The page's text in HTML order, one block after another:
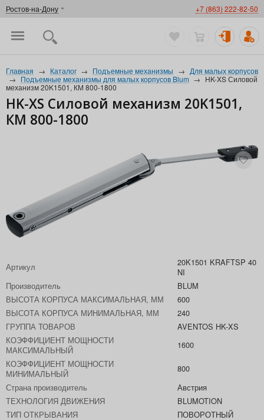
Ростов-на-Дону +7 (863) 222-82-50
Главная → Каталог → Подъемные механизмы → Для малых корпусов
→ Подъемные механизмы для малых корпусов Blum → HK-XS Силовой
механизм 20K1501, КМ 800-1800
HK-XS Силовой механизм 20K1501,
КМ 800-1800
Артикул
20K1501 KRAFTSP 40
NI
Производитель
BLUM
ВЫСОТА КОРПУСА МАКСИМАЛЬНАЯ, ММ
600
ВЫСОТА КОРПУСА МИНИМАЛЬНАЯ, ММ
240
ГРУППА ТОВАРОВ
AVENTOS HK-XS
КОЭФФИЦИЕНТ МОЩНОСТИ
МАКСИМАЛЬНЫЙ
1600
КОЭФФИЦИЕНТ МОЩНОСТИ
МИНИМАЛЬНЫЙ
800
Страна производитель
Австрия
ТЕХНОЛОГИЯ ДВИЖЕНИЯ
BLUMOTION
ТИП ОТКРЫВАНИЯ
ПОВОРОТНЫЙ